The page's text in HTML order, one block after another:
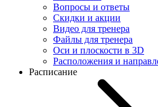
Вопросы и ответы
Скидки и акции
Видео для тренера
Файлы для тренера
Оси и плоскости в 3D
Расположения и
Расписание